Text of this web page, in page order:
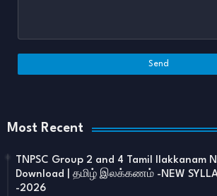
Most Recent
TNPSC Group 2 and 4 Tamil Ilakkanam
Download | தமிழ் இலக்கணம் -NEW
-2026